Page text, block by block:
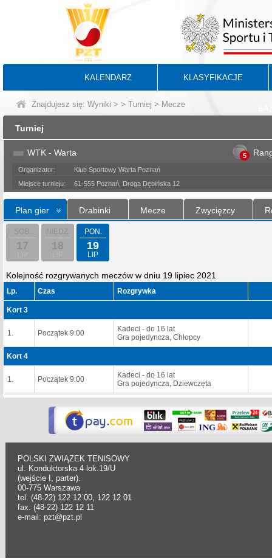
KALENDARZ KLASYFIKACJE
Znajdujesz się: Wyniki > > Turniej > Mecze
Turniej
WTK - Warta 5
Organizator:
Klub Sportowy Warta Poznań
Miejsce turnieju:
61-555 Poznań, Droga Dębińska 12
Plan gier Drabinki Mecze Zwycięzcy
SOB.
17
NIEDZ.
18
PON.
19
LIP
Kolejność rozgrywanych meczów w dniu 19 lipiec 2021
Lp. Czas Rozgrywka
Kort 3
1. Początek 9:00
Kadeci - do 16 lat
Gra pojedyncza, Chłopcy
Kort 4
1. Początek 9:00
Kadeci - do 16 lat
Gra pojedyncza, Dziewczęta
POLSKI ZWIĄZEK TENISOWY
ul. Konduktorska 4 lok.19/U
(wejście I, parter).
00-775 Warszawa
tel. (48-22) 122 12 00, 122 12 01
fax. (48-22) 122 12 11
e-mail: pzt@pzt.pl